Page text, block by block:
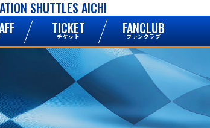
SHUTTLES AICHI
TICKET
チケット FANCLUB
ファンクラブ